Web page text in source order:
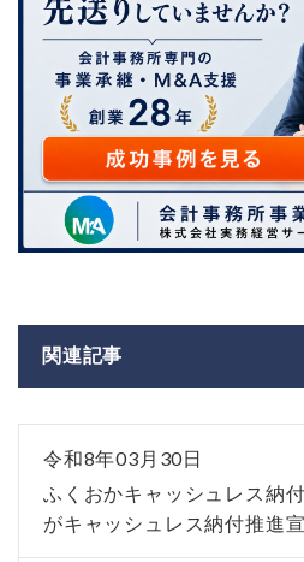
関連記事
令和8年03月30日
ふくおかキャッシュレス納
がキャッシュレス納付推進